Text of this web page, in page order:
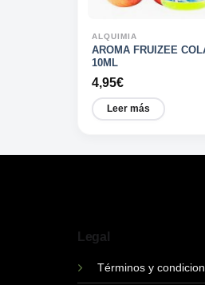
ALQUIMIA
AROMA FRUIZEE
10ML
4,95€
Leer más
Legal
Términos y